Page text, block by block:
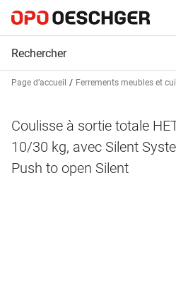
Page d’accueil Ferrements meubles et
Coulisse à sortie totale
10/30 kg, avec Silent
Push to open Silent